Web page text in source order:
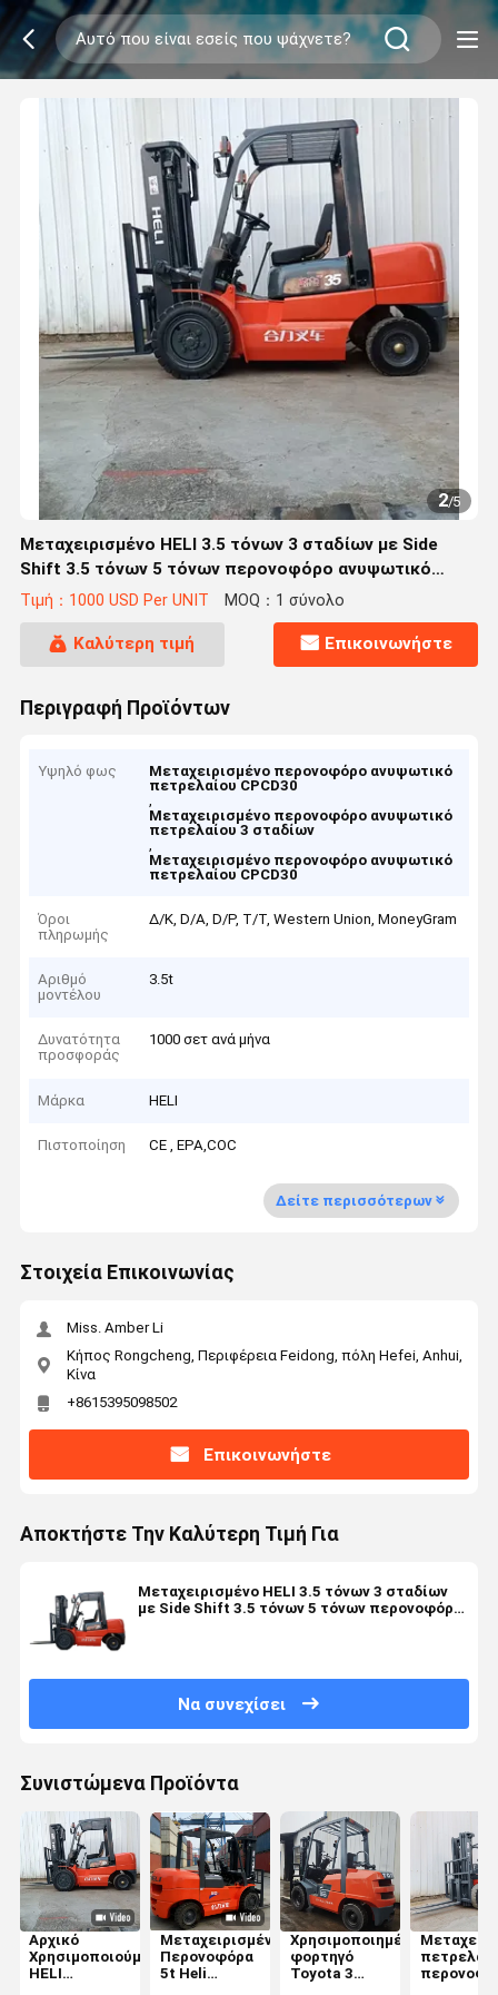
2/5
Μεταχειρισμένο HELI 3.5 τόνων 3 σταδίων με Side
Shift 3.5 τόνων 5 τόνων περονοφόρο ανυψωτικό
βενζίνης / πετρελαίου κινητήρα CPCD30
Μεταχειρισμένο περονοφόρο ανυψωτικό
Τιμή：1000 USD Per UNIT MOQ：1 σύνολο
Καλύτερη τιμή Επικοινωνήστε
Περιγραφή Προϊόντων
Υψηλό φως
Μεταχειρισμένο περονοφόρο ανυψωτικό
πετρελαίου CPCD30
,
Μεταχειρισμένο περονοφόρο ανυψωτικό
πετρελαίου 3 σταδίων
,
Μεταχειρισμένο περονοφόρο ανυψωτικό
πετρελαίου CPCD30
Όροι
πληρωμής
Δ/Κ, D/Α, D/P, T/T, Western Union, MoneyGram
Αριθμό
μοντέλου
3.5t
Δυνατότητα
προσφοράς
1000 σετ ανά μήνα
Μάρκα HELI
Πιστοποίηση CE , EPA,COC
Δείτε περισσότερων
Στοιχεία Επικοινωνίας
Miss. Amber Li
Κήπος Rongcheng, Περιφέρεια Feidong, πόλη Hefei, Anhui,
Κίνα
+8615395098502
Επικοινωνήστε
Αποκτήστε Την Καλύτερη Τιμή Για
Μεταχειρισμένο HELI 3.5 τόνων 3 σταδίων
με Side Shift 3.5 τόνων 5 τόνων περονοφόρο
Να συνεχίσει
Συνιστώμενα Προϊόντα
Αρχικό
Χρησιμοποιούμενο
HELI
Μεταχειρισμένα
Περονοφόρα
5t Heli
Χρησιμοποιημένο
φορτηγό
Toyota 3